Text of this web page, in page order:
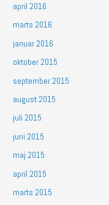
april 2016
marts 2016
januar 2016
oktober 2015
september 2015
august 2015
juli 2015
juni 2015
maj 2015
april 2015
marts 2015